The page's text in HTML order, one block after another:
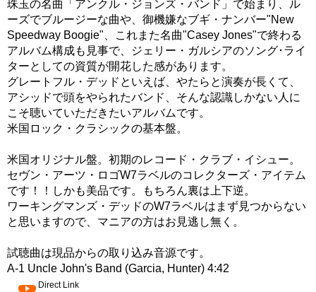
珠玉の名曲「アンクル・ジョンズ・バンド」で始まり、ル
ーズでブルージーな曲や、御機嫌なブギ・ナンバー"New
Speedway Boogie"、これまた名曲"Casey Jones"で終わる
アルバム構成も見事で、ジェリー・ガルシアのソング･ライ
ターとしての資質が開花した感があります。
グレートフル・デッドといえば、やたらと演奏が長くて、
アシッドで頭をやられたバンド、そんな認識しかない人に
こそ聴いていただきたいアルバムです。
米国ロック・クラシックの基本盤。
米国オリジナル盤。初期のレコード・クラブ・イシュー。
セヴン・アーツ・ロゴW7ラベルのコレクターズ・アイテム
です！！しかも美品です。もちろん裏は上下逆。
ワーキングマンズ・デッドのW7ラベルはまず見つからない
と思いますので、マニアの方はお見逃し無く。
試聴曲は現品からの取り込み音源です。
A-1 Uncle John's Band (Garcia, Hunter) 4:42
Direct Link